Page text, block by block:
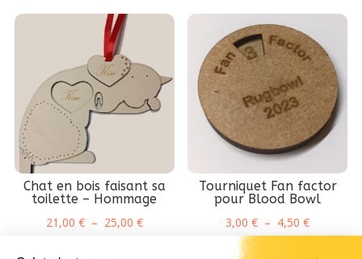
Chat en bois faisant sa
toilette – Hommage
21,00 € – 25,00 €Plage
Tourniquet Fan factor
pour Blood Bowl
3,00€ – 4,50€Plage